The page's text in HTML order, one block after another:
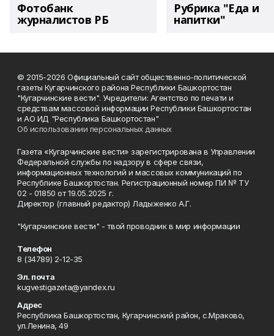
Фотобанк
журналистов РБ
Рубрика "Еда и
напитки"
© 2015-2026 Официальный сайт общественно-политической
газеты Кугарчинского района Республики Башкортостан
"Кугарчинские вести". Учредители: Агентство по печати и
средствам массовой информации Республики Башкортостан
и АО ИД "Республика Башкортостан"
Об использовании персональных данных
Газета «Кугарчинские вести» зарегистрирована в Управлении
Федеральной службы по надзору в сфере связи,
информационных технологий и массовых коммуникаций по
Республике Башкортостан. Регистрационный номер ПИ № ТУ
02 - 01850 от 19.05.2025 г.
Директор (главный редактор) Ладыженко А.Г.
"Кугарчинские вести" - твой проводник в мир информации
Телефон
8 (34789) 2-12-35
Эл. почта
kugvestigazeta@yandex.ru
Адрес
Республика Башкортостан, Кугарчинский район, с.Мраково,
ул.Ленина, 49